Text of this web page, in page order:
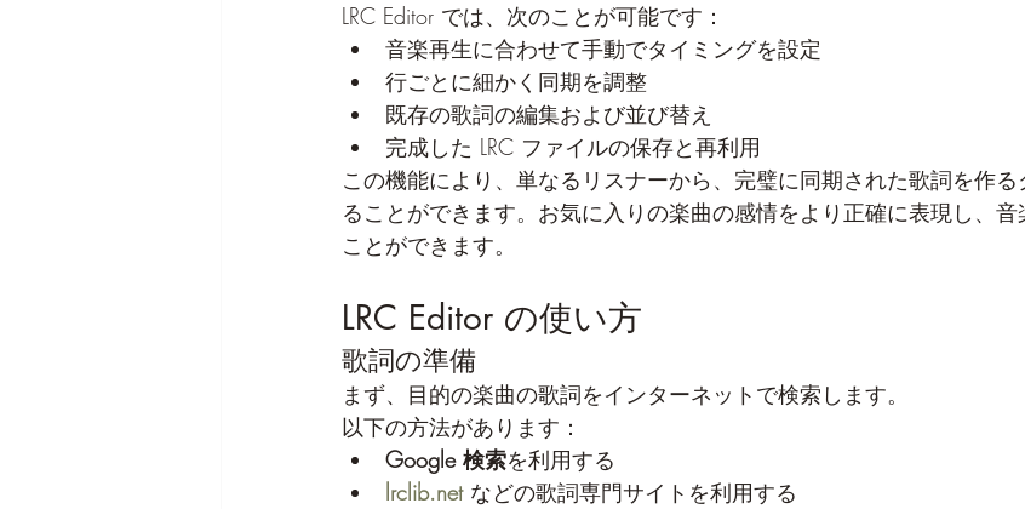
LRC Editor では、次のことが可能です：
音楽再生に合わせて手動でタイミングを設定
行ごとに細かく同期を調整
既存の歌詞の編集および並び替え
完成した LRC ファイルの保存と再利用
この機能により、単なるリスナーから、完璧に同期された歌詞を作
ることができます。お気に入りの楽曲の感情をより正確に表現し、
ことができます。
LRC Editor の使い方
歌詞の準備
まず、目的の楽曲の歌詞をインターネットで検索します。
以下の方法があります：
Google 検索を利用する
lrclib.net などの歌詞専門サイトを利用する